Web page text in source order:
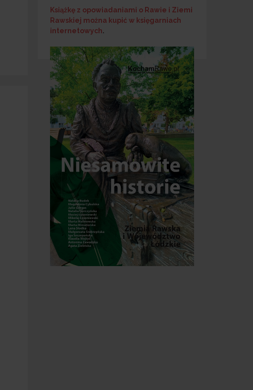
Książkę z opowiadaniami o Rawie i Ziemi
Rawskiej można kupić w księgarniach
internetowych.